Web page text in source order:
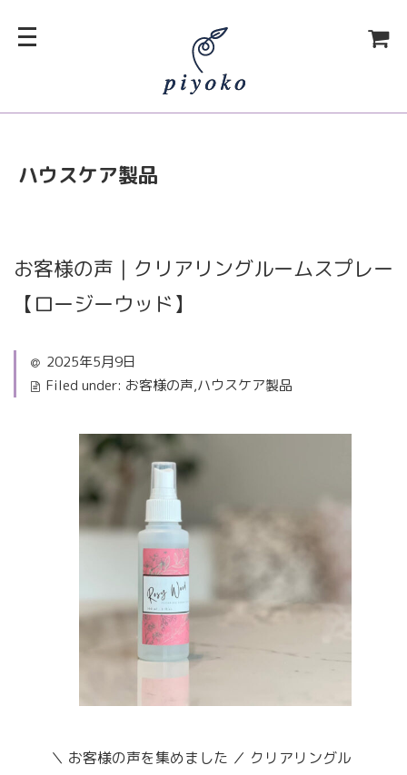
ハウスケア製品
お客様の声｜クリアリングルームスプレー
【ロージーウッド】
2025年5月9日
Filed under: お客様の声,ハウスケア製品
＼ お客様の声を集めました ／ クリアリングル